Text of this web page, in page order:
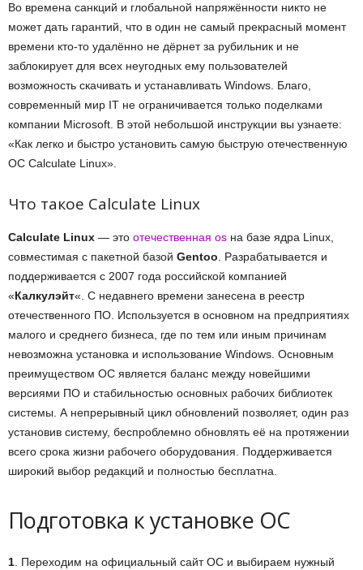
Во времена санкций и глобальной напряжённости никто не
может дать гарантий, что в один не самый прекрасный момент
времени кто-то удалённо не дёрнет за рубильник и не
заблокирует для всех неугодных ему пользователей
возможность скачивать и устанавливать Windows. Благо,
современный мир IT не ограничивается только поделками
компании Microsoft. В этой небольшой инструкции вы узнаете:
«Как легко и быстро установить самую быструю отечественную
ОС Calculate Linux».
Что такое Calculate Linux
Calculate Linux — это отечественная os на базе ядра Linux,
совместимая с пакетной базой Gentoo . Разрабатывается и
поддерживается с 2007 года российской компанией
«Калкулэйт«. С недавнего времени занесена в реестр
отечественного ПО. Используется в основном на предприятиях
малого и среднего бизнеса, где по тем или иным причинам
невозможна установка и использование Windows. Основным
преимуществом ОС является баланс между новейшими
версиями ПО и стабильностью основных рабочих библиотек
системы. А непрерывный цикл обновлений позволяет, один раз
установив систему, беспроблемно обновлять её на протяжении
всего срока жизни рабочего оборудования. Поддерживается
широкий выбор редакций и полностью бесплатна.
Подготовка к установке ОС
1 . Переходим на официальный сайт ОС и выбираем нужный